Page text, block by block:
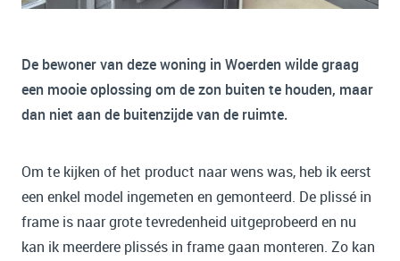
De bewoner van deze woning in Woerden wilde graag
een mooie oplossing om de zon buiten te houden, maar
dan niet aan de buitenzijde van de ruimte.
Om te kijken of het product naar wens was, heb ik eerst
een enkel model ingemeten en gemonteerd. De plissé in
frame is naar grote tevredenheid uitgeprobeerd en nu
kan ik meerdere plissés in frame gaan monteren. Zo kan